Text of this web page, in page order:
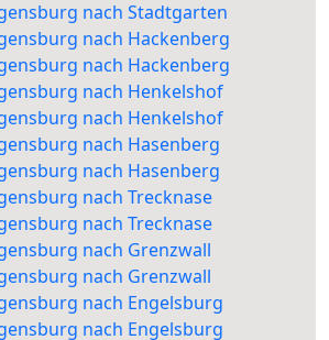
nach Stadtgarten
nach Hackenberg
nach Hackenberg
nach Henkelshof
nach Henkelshof
nach Hasenberg
nach Hasenberg
nach Trecknase
nach Trecknase
nach Grenzwall
nach Grenzwall
nach Engelsburg
nach Engelsburg